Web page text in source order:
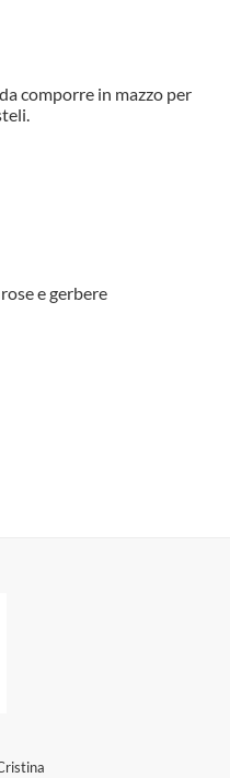
comporre in mazzo per
e gerbere